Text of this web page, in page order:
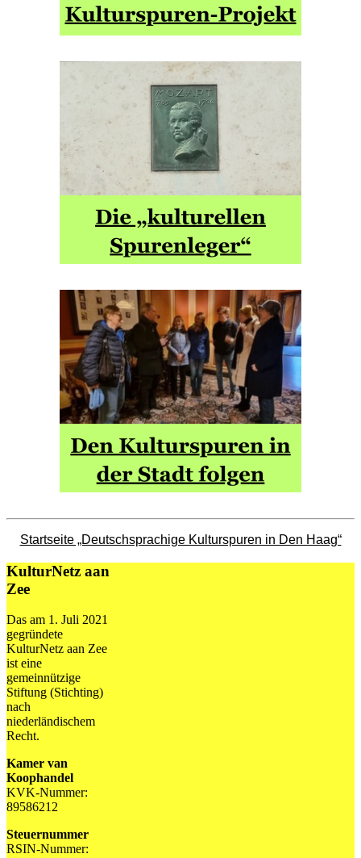
Startseite „Deutschsprachige Kulturspuren in Den Haag“
KulturNetz aan
Zee
Das am 1. Juli 2021
gegründete
KulturNetz aan Zee
ist eine
gemeinnützige
Stiftung (Stichting)
nach
niederländischem
Recht.
Kamer van
Koophandel
KVK-Nummer:
89586212
Steuernummer
RSIN-Nummer: